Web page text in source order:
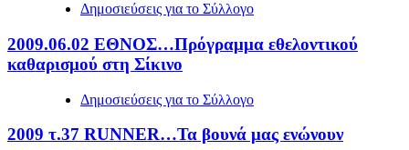
Δημοσιεύσεις για το Σύλλογο
2009.06.02 ΕΘΝΟΣ…Πρόγραμμα εθελοντικού
καθαρισμού στη Σίκινο
Δημοσιεύσεις για το Σύλλογο
2009 τ.37 RUNNER…Τα βουνά μας ενώνουν